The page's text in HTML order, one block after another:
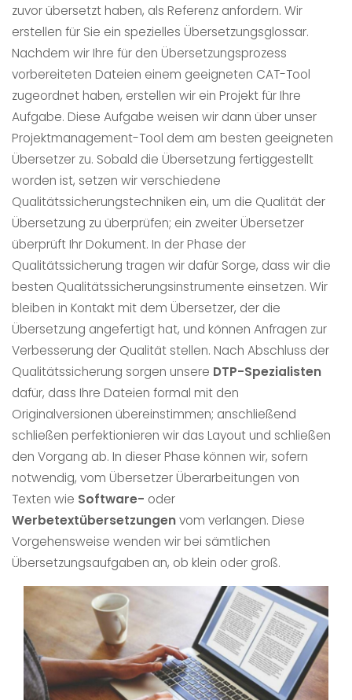
zuvor übersetzt haben, als Referenz anfordern. Wir
erstellen für Sie ein spezielles Übersetzungsglossar.
Nachdem wir Ihre für den Übersetzungsprozess
vorbereiteten Dateien einem geeigneten CAT-Tool
zugeordnet haben, erstellen wir ein Projekt für Ihre
Aufgabe. Diese Aufgabe weisen wir dann über unser
Projektmanagement-Tool dem am besten geeigneten
Übersetzer zu. Sobald die Übersetzung fertiggestellt
worden ist, setzen wir verschiedene
Qualitätssicherungstechniken ein, um die Qualität der
Übersetzung zu überprüfen; ein zweiter Übersetzer
überprüft Ihr Dokument. In der Phase der
Qualitätssicherung tragen wir dafür Sorge, dass wir die
besten Qualitätssicherungsinstrumente einsetzen. Wir
bleiben in Kontakt mit dem Übersetzer, der die
Übersetzung angefertigt hat, und können Anfragen zur
Verbesserung der Qualität stellen. Nach Abschluss der
Qualitätssicherung sorgen unsere DTP-Spezialisten
dafür, dass Ihre Dateien formal mit den
Originalversionen übereinstimmen; anschließend
schließen perfektionieren wir das Layout und schließen
den Vorgang ab. In dieser Phase können wir, sofern
notwendig, vom Übersetzer Überarbeitungen von
Texten wie Software- oder
Werbetextübersetzungenvom verlangen. Diese
Vorgehensweise wenden wir bei sämtlichen
Übersetzungsaufgaben an, ob klein oder groß.